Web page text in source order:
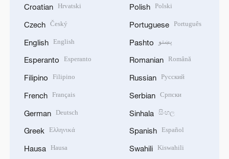
Croatian Hrvatski
Czech Český
English English
Esperanto Esperanto
Filipino Filipino
French Français
German Deutsch
Greek Ελληνικά
Hausa Hausa
Polish Polski
Portuguese Português
Pashto پښتو
Romanian Română
Russian Русский
Serbian Српски
Sinhala සිංහල
Spanish Español
Swahili Kiswahili